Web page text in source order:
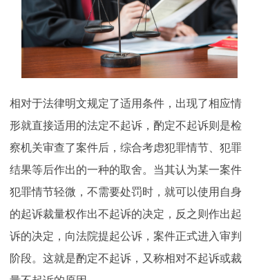
相对于法律明文规定了适用条件，出现了相应情
形就直接适用的法定不起诉，酌定不起诉则是检
察机关审查了案件后，综合考虑犯罪情节、犯罪
结果等后作出的一种的取舍。当其认为某一案件
犯罪情节轻微，不需要处罚时，就可以使用自身
的起诉裁量权作出不起诉的决定，反之则作出起
诉的决定，向法院提起公诉，案件正式进入审判
阶段。这就是酌定不起诉，又称相对不起诉或裁